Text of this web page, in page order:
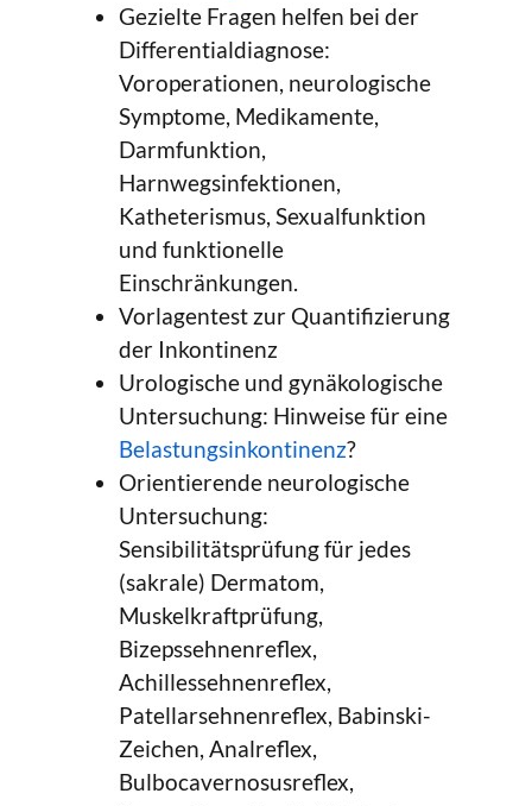
Gezielte Fragen helfen bei der
Differentialdiagnose:
Voroperationen, neurologische
Symptome, Medikamente,
Darmfunktion,
Harnwegsinfektionen,
Katheterismus, Sexualfunktion
und funktionelle
Einschränkungen.
Vorlagentest zur Quantifizierung
der Inkontinenz
Urologische und gynäkologische
Untersuchung: Hinweise für eine
Belastungsinkontinenz?
Orientierende neurologische
Untersuchung:
Sensibilitätsprüfung für jedes
(sakrale) Dermatom,
Muskelkraftprüfung,
Bizepssehnenreflex,
Achillessehnenreflex,
Patellarsehnenreflex, Babinski-
Zeichen, Analreflex,
Bulbocavernosusreflex,